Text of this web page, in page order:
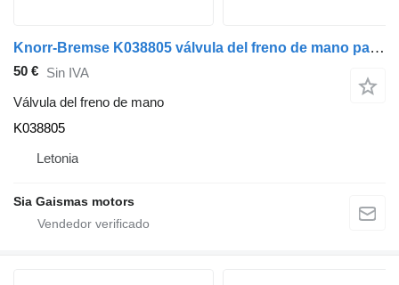
Knorr-Bremse K038805 válvula del freno de mano para autobús
50 € Sin IVA
Válvula del freno de mano
K038805
Letonia
Sia Gaismas motors